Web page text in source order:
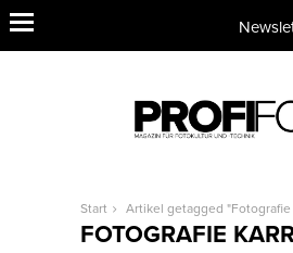
Start Artikel getagged "Fotografie
FOTOGRAFIE